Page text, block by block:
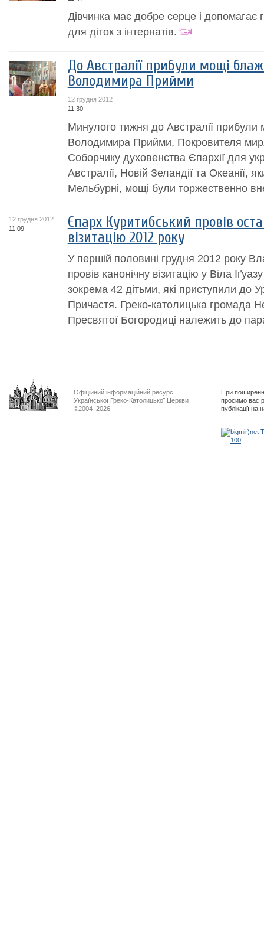
Дівчинка має добре серце і допомагає
для діток з інтернатів.
До Австралії прибули мощі
Володимира Прийми
12 грудня 2012
11:30
Минулого тижня до Австралії
Володимира Прийми, Покровителя
Соборчику духовенства Єпархії для
Австралії, Новій Зеландії та Океанії,
Мельбурні, мощі були торжественно
12 грудня 2012
11:09
Єпарх Куритибський провів
візитацію 2012 року
У першій половині грудня 2012 року
провів канонічну візитацію у Віла
зокрема 42 дітьми, які приступили до
Причастя. Греко-католицька громада
Пресвятої Богородиці належить до
Офіційний інформаційний ресурс
Української Греко-Католицької Церкви
©2004–2026
При
просимо вас
публікації на